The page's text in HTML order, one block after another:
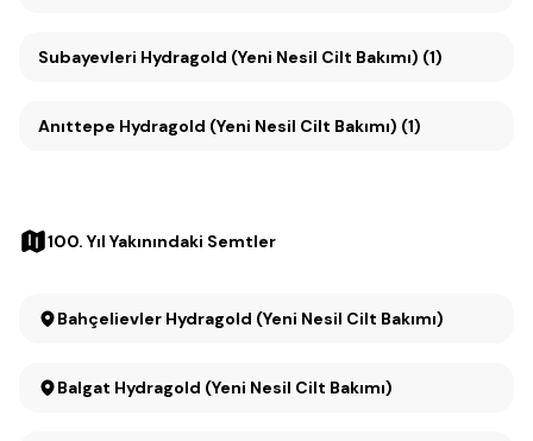
Subayevleri Hydragold (Yeni Nesil Cilt Bakımı) (1)
Anıttepe Hydragold (Yeni Nesil Cilt Bakımı) (1)
100. Yıl Yakınındaki Semtler
Bahçelievler Hydragold (Yeni Nesil Cilt Bakımı)
Balgat Hydragold (Yeni Nesil Cilt Bakımı)